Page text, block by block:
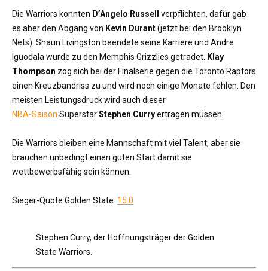
Die Warriors konnten D’Angelo Russell
verpflichten, dafür gab
es aber den Abgang von Kevin Durant(jetzt bei den Brooklyn
Nets). Shaun Livingston beendete seine Karriere und Andre
Iguodala wurde zu den Memphis Grizzlies getradet. Klay
Thompson zog sich bei der Finalserie gegen die Toronto Raptors
einen Kreuzbandriss zu und wird noch einige Monate fehlen. Den
meisten Leistungsdruck wird auch dieser
NBA-Saison SuperstarStephen Curryertragen müssen.
Die Warriors bleiben eine Mannschaft mit viel Talent, aber sie
brauchen unbedingt einen guten Start damit sie
wettbewerbsfähig sein können.
Sieger-Quote Golden State: 15.0
Stephen Curry, der Hoffnungsträger der Golden
State Warriors.